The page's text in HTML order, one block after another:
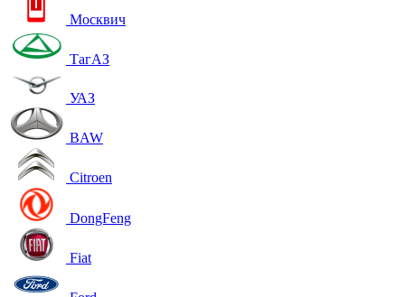
Москвич
ТагАЗ
УАЗ
BAW
Citroen
DongFeng
Fiat